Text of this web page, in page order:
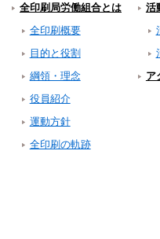
全印刷局労働組合とは
全印刷概要
目的と役割
綱領・理念
役員紹介
運動方針
全印刷の軌跡
活
ア